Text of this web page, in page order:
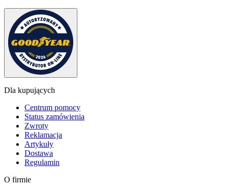
Dla kupujących
Centrum pomocy
Status zamówienia
Zwroty
Reklamacja
Artykuły
Dostawa
Regulamin
O firmie